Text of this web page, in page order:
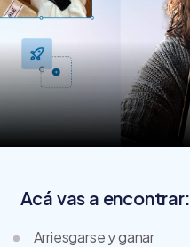
Acá vas a encontrar:
Arriesgarse y ganar